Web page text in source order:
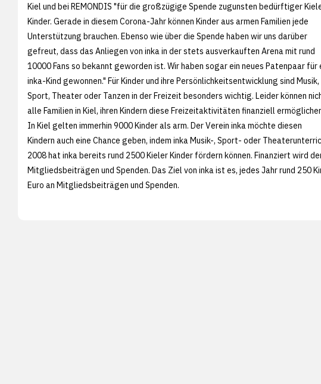
Kiel und bei REMONDIS "für die großzügige Spende zugunsten bedürftiger
Kinder. Gerade in diesem Corona-Jahr können Kinder aus armen Familien jede
Unterstützung brauchen. Ebenso wie über die Spende haben wir uns darüber
gefreut, dass das Anliegen von inka in der stets ausverkauften Arena mit rund
10000 Fans so bekannt geworden ist. Wir haben sogar ein neues Patenpaar für
inka-Kind gewonnen." Für Kinder und ihre Persönlichkeitsentwicklung sind Musik,
Sport, Theater oder Tanzen in der Freizeit besonders wichtig. Leider können
alle Familien in Kiel, ihren Kindern diese Freizeitaktivitäten finanziell
In Kiel gelten immerhin 9000 Kinder als arm. Der Verein inka möchte diesen
Kindern auch eine Chance geben, indem inka Musik-, Sport- oder
2008 hat inka bereits rund 2500 Kieler Kinder fördern können. Finanziert wird
Mitgliedsbeiträgen und Spenden. Das Ziel von inka ist es, jedes Jahr rund 250
Euro an Mitgliedsbeiträgen und Spenden.